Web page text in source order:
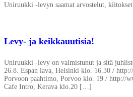
Uniruukki -levyn saamat arvostelut,
Levy- ja keikkauutisia!
Uniruukki -levy on valmistunut ja sitä
26.8. Espan lava, Helsinki klo. 16.30 /
Porvoon paahtimo, Porvoo klo. 19 / http://
Cafe Intro, Kerava klo.20 […]